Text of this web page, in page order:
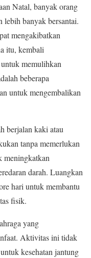
Natal, banyak orang
lebih banyak bersantai.
mengakibatkan
itu, kembali
memulihkan
beberapa
untuk mengembalikan
berjalan kaki atau
tanpa memerlukan
meningkatkan
darah. Luangkan
hari untuk membantu
fisik.
yang
Aktivitas ini tidak
kesehatan jantung